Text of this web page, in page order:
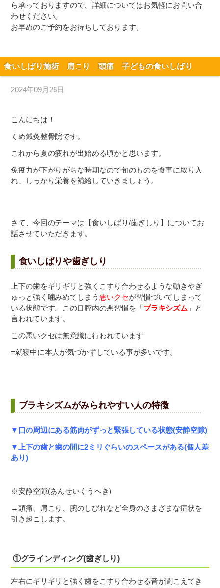
ら承っておりますので、詳細についてはお気軽にお問い合
わせください。
お早めのご予約をお待ちしております。
食いしばり施術 肩こり 頭痛 子どもの食いしばり
2024年09月26日
こんにちは！
くめ鍼灸整骨院です。
これから夏の疲れが出始める頃かと思います。
免疫力が下がりがちな時期なので旬のものを食事に取り入
れ、しっかり栄養を補給していきましょう。
さて、今回のテーマは【食いしばり/歯ぎしり】についてお
話させていただきます。
食いしばりや歯ぎしり
上下の歯をギリギリと強くこすり合わせるような動きやぎ
ゅっと強く噛みめてしまう 悪いクセが習慣づいてしまって
いる状態です。この口腔内の悪習慣を「ブラキシズム 」と
言われています。
この悪いクセは無意識に行われています
=就寝中に本人が気づかずしている事が多いです。
ブラキシズムがみられやすい人の特徴
▼口の周辺にある筋肉がずっと緊張している状態(安静空隙)
▼上下の歯と歯の間に2ミリぐらいのスペースがある(個人差
あり)
※安静空隙(あんせいくうへき)
→頭痛、肩こり、腕のしびれなど全身のさまざまな症状を
引き起こします。
①グラインディング(歯ぎしり)
左右にギリギリと強く歯をこすり合わせる音が聞こえてき